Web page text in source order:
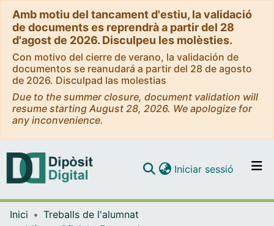
Amb motiu del tancament d'estiu, la validació
de documents es reprendrà a partir del 28
d'agost de 2026. Disculpeu les molèsties.
Con motivo del cierre de verano, la validación de
documentos se reanudará a partir del 28 de agosto
de 2026. Disculpad las molestias
Due to the summer closure, document validation will
resume starting August 28, 2026. We apologize for
any inconvenience.
Navega per tot el DD
Iniciar sessió (current)
Inici
Treballs de l'alumnat